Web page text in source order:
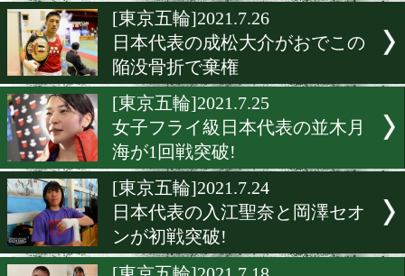
入江聖奈の銅メダル以上が
[東京五輪]2021.7.27
日本期待の岡澤セオンが2
敗退
[東京五輪]2021.7.26
入江聖奈が28日の準々決勝